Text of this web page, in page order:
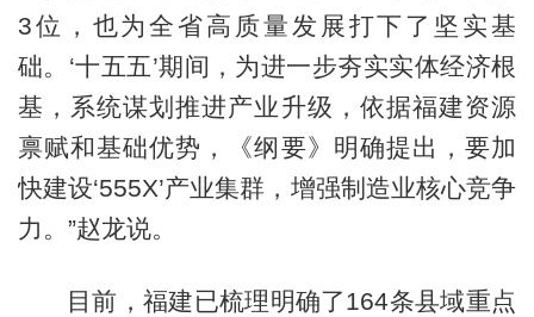
3位，也为全省高质量发展打下了坚实基
础。‘十五五’期间，为进一步夯实实体经济根
基，系统谋划推进产业升级，依据福建资源
禀赋和基础优势，《纲要》明确提出，要加
快建设‘555X’产业集群，增强制造业核心竞争
力。”赵龙说。
目前，福建已梳理明确了164条县域重点